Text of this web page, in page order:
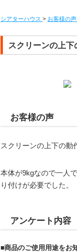
シアターハウス > お客様の声
スクリーンの上
お客様の声
スクリーンの上下の動
本体が9kgなので一人
り付けが必要でした。
アンケート内容
■商品のご使用用途をお